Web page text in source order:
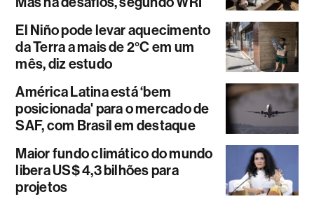
El Niño pode levar aquecimento
da Terra a mais de 2°C em um
mês, diz estudo
América Latina está ‘bem
posicionada' para o mercado de
SAF, com Brasil em destaque
Maior fundo climático do mundo
libera US$ 4,3 bilhões para
projetos